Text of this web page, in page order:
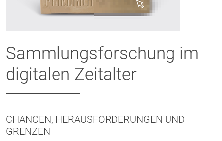
Sammlungsforschung im
digitalen Zeitalter
CHANCEN, HERAUSFORDERUNGEN UND
GRENZEN